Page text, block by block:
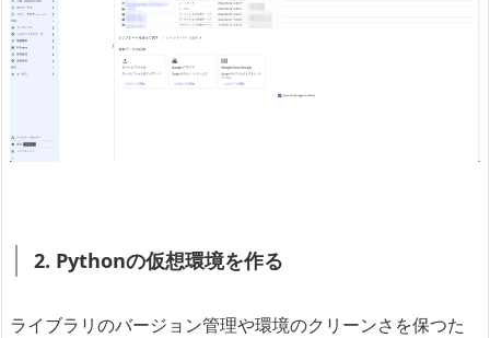
2. Pythonの仮想環境を作る
ライブラリのバージョン管理や環境のクリーンさを保つた